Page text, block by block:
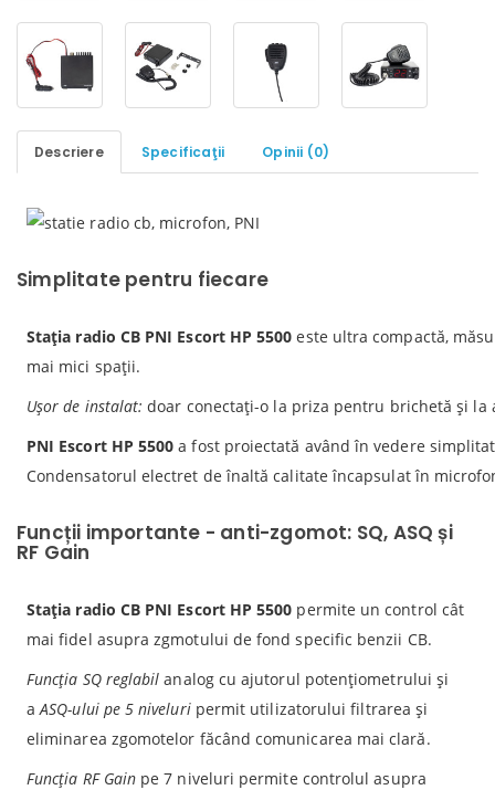
Descriere Specificaţii Opinii (0)
Simplitate pentru fiecare
Stația radio CB PNI Escort HP 5500 este ultra compactă,
mai mici spații.
Ușor de instalat: doar conectați-o la priza pentru brichetă și
PNI Escort HP 5500 a fost proiectată având în vedere
Condensatorul electret de înaltă calitate încapsulat în
Funcții importante - anti-zgomot: SQ, ASQ și
RF Gain
Stația radio CB PNI Escort HP 5500 permite un control cât
mai fidel asupra zgmotului de fond specific benzii CB.
Funcția SQ reglabil analog cu ajutorul potențiometrului și
a ASQ-ului pe 5 niveluri permit utilizatorului filtrarea și
eliminarea zgomotelor făcând comunicarea mai clară.
Funcția RF Gain pe 7 niveluri permite controlul asupra